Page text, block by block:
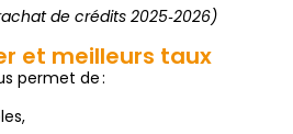
de crédits 2025‑2026)
et meilleurs taux
permet de :